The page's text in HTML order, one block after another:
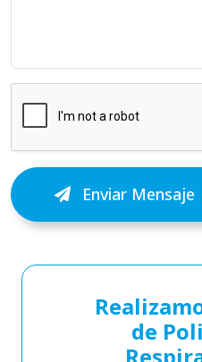
Enviar Mensaje
de